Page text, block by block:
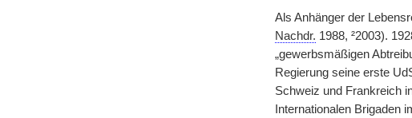
Als Anhänger der
Nachdr. 1988, ²2003).
„gewerbsmäßigen
Regierung seine erste
Schweiz und Frankreich
Internationalen Brigaden